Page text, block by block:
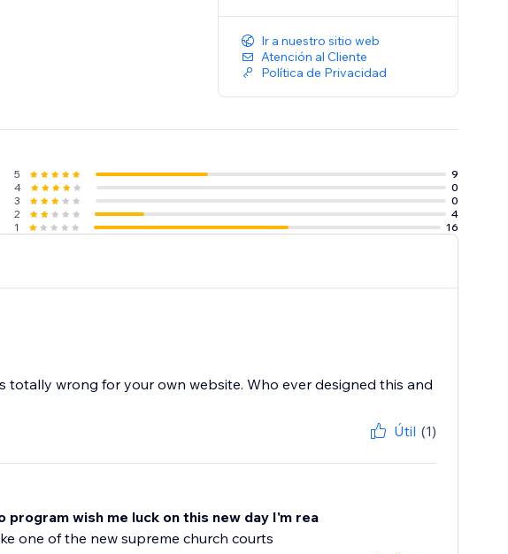
Ir a nuestro sitio web
Atención al Cliente
Política de Privacidad
5
9
4
0
3
0
2
4
1
16
wrong for your own website. Who ever designed this and
Útil (1)
wish me luck on this new day I'm rea
one of the new supreme church courts